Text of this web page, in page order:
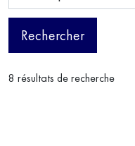
Rechercher
8 résultats de recherche